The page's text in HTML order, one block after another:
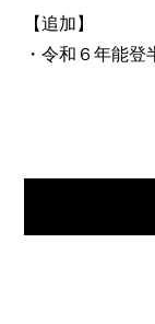
【追加】
・令和６年能